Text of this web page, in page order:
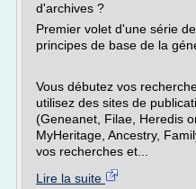
d'archives ?
Premier volet d'une série
principes de base de la
Vous débutez vos
utilisez des sites de
(Geneanet, Filae, Heredis
MyHeritage, Ancestry,
vos recherches et...
Lire la suite